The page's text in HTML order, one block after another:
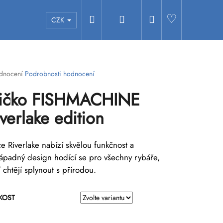
CZK Hledat Přihlášení Nákupní
Podrobnosti hodnocení
FISHMACHINE
edition
Riverlake nabízí skvělou funkčnost a
design hodící se pro všechny rybáře,
chtějí splynout s přírodou.